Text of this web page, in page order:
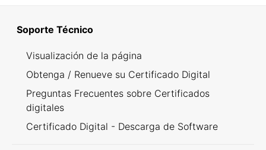
Soporte Técnico
Visualización de la página
Obtenga / Renueve su Certificado Digital
Preguntas Frecuentes sobre Certificados
digitales
Certificado Digital - Descarga de Software